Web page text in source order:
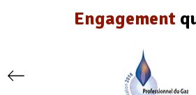
Engagement